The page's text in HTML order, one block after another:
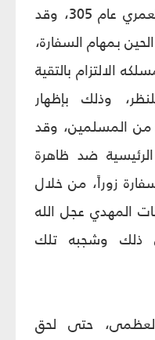
الشريف بموت أبي جعفر العمري عام 305، وقد
بمهام السفارة،
الالتزام بالتقية
وذلك بإظهار
من المسلمين، وقد
ضد ظاهرة
زوراً، من خلال
المهدي عجل الله
ذلك وشجبه تلك
حتى لحق